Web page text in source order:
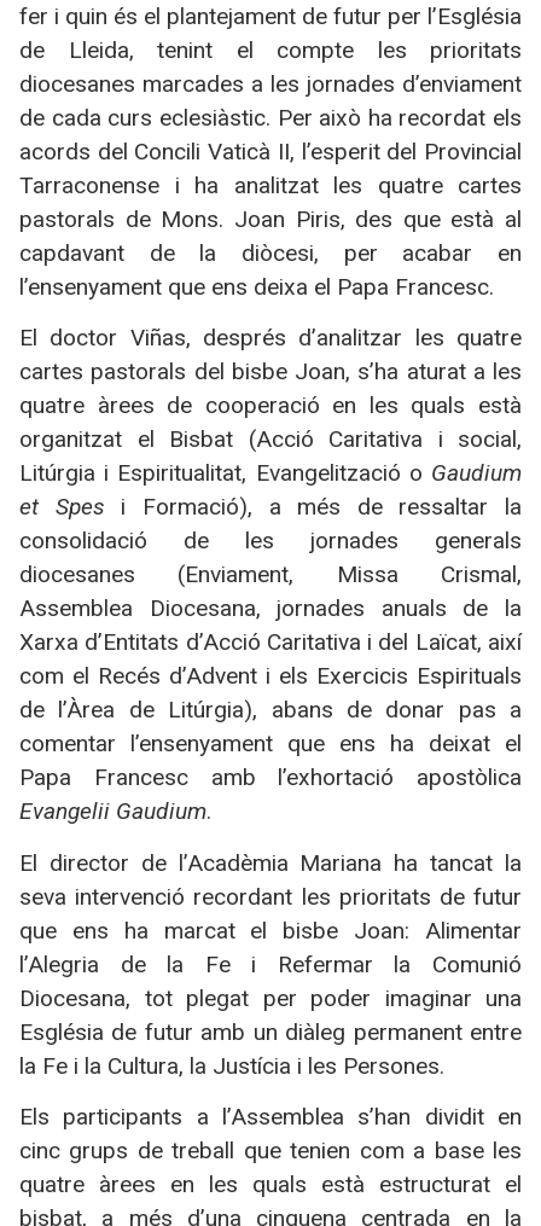
fer i quin és el plantejament de futur per l’Església
de Lleida, tenint el compte les prioritats
diocesanes marcades a les jornades d’enviament
de cada curs eclesiàstic. Per això ha recordat els
acords del Concili Vaticà II, l’esperit del Provincial
Tarraconense i ha analitzat les quatre cartes
pastorals de Mons. Joan Piris, des que està al
capdavant de la diòcesi, per acabar en
l’ensenyament que ens deixa el Papa Francesc.
El doctor Viñas, després d’analitzar les quatre
cartes pastorals del bisbe Joan, s’ha aturat a les
quatre àrees de cooperació en les quals està
organitzat el Bisbat (Acció Caritativa i social,
Litúrgia i Espiritualitat, Evangelització o Gaudium
et Spes i Formació), a més de ressaltar la
consolidació de les jornades generals
diocesanes (Enviament, Missa Crismal,
Assemblea Diocesana, jornades anuals de la
Xarxa d’Entitats d’Acció Caritativa i del Laïcat, així
com el Recés d’Advent i els Exercicis Espirituals
de l’Àrea de Litúrgia), abans de donar pas a
comentar l’ensenyament que ens ha deixat el
Papa Francesc amb l’exhortació apostòlica
Evangelii Gaudium.
El director de l’Acadèmia Mariana ha tancat la
seva intervenció recordant les prioritats de futur
que ens ha marcat el bisbe Joan: Alimentar
l’Alegria de la Fe i Refermar la Comunió
Diocesana, tot plegat per poder imaginar una
Església de futur amb un diàleg permanent entre
la Fe i la Cultura, la Justícia i les Persones.
Els participants a l’Assemblea s’han dividit en
cinc grups de treball que tenien com a base les
quatre àrees en les quals està estructurat el
bisbat, a més d’una cinquena centrada en la